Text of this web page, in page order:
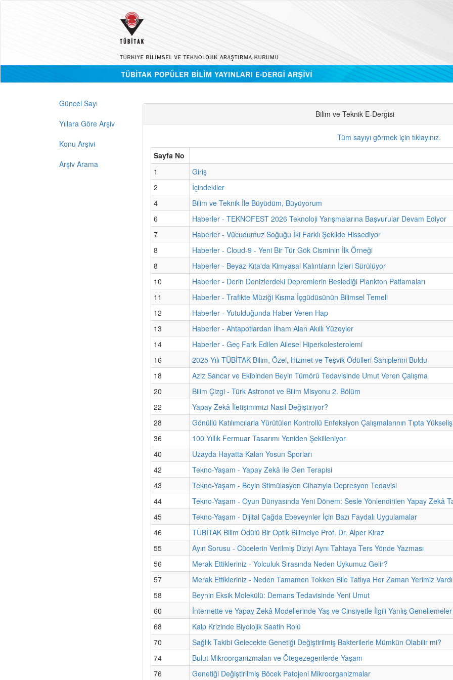
Güncel Sayı
Yıllara Göre Arşiv
Konu Arşivi
Arşiv Arama
Bilim ve Teknik E-Dergisi
Tüm sayıyı görmek için tıklayınız.
Sayfa No
1
Giriş
2
İçindekiler
4
Bilim ve Teknik İle Büyüdüm, Büyüyorum
6
Haberler - TEKNOFEST 2026 Teknoloji Yarışmalarına Başvurular Devam Ediyor
7
Haberler - Vücudumuz Soğuğu İki Farklı Şekilde Hissediyor
8
Haberler - Cloud-9 - Yeni Bir Tür Gök Cisminin İlk Örneği
8
Haberler - Beyaz Kıta'da Kimyasal Kalıntıların İzleri Sürülüyor
10
Haberler - Derin Denizlerdeki Depremlerin Beslediği Plankton Patlamaları
11
Haberler - Trafikte Müziği Kısma İçgüdüsünün Bilimsel Temeli
12
Haberler - Yutulduğunda Haber Veren Hap
13
Haberler - Ahtapotlardan İlham Alan Akıllı Yüzeyler
14
Haberler - Geç Fark Edilen Ailesel Hiperkolesterolemi
16
2025 Yılı TÜBİTAK Bilim, Özel, Hizmet ve Teşvik Ödülleri Sahiplerini Buldu
18
Aziz Sancar ve Ekibinden Beyin Tümörü Tedavisinde Umut Veren Çalışma
20
Bilim Çizgi - Türk Astronot ve Bilim Misyonu 2. Bölüm
22
Yapay Zekâ İletişimimizi Nasıl Değiştiriyor?
28
Gönüllü Katılımcılarla Yürütülen Kontrollü Enfeksiyon Çalışmalarının Tıpta
36
100 Yıllık Fermuar Tasarımı Yeniden Şekilleniyor
40
Uzayda Hayatta Kalan Yosun Sporları
42
Tekno-Yaşam - Yapay Zekâ ile Gen Terapisi
43
Tekno-Yaşam - Beyin Stimülasyon Cihazıyla Depresyon Tedavisi
44
Tekno-Yaşam - Oyun Dünyasında Yeni Dönem: Sesle Yönlendirilen Yapay Zekâ
45
Tekno-Yaşam - Dijital Çağda Ebeveynler İçin Bazı Faydalı Uygulamalar
46
TÜBİTAK Bilim Ödülü Bir Optik Bilimciye Prof. Dr. Alper Kiraz
55
Ayın Sorusu - Cücelerin Verilmiş Diziyi Aynı Tahtaya Ters Yönde Yazması
56
Merak Ettikleriniz - Yolculuk Sırasında Neden Uykumuz Gelir?
57
Merak Ettikleriniz - Neden Tamamen Tokken Bile Tatlıya Her Zaman Yerimiz
58
Beynin Eksik Molekülü: Demans Tedavisinde Yeni Umut
60
İnternette ve Yapay Zekâ Modellerinde Yaş ve Cinsiyetle İlgili Yanlış Genellemeler
68
Kalp Krizinde Biyolojik Saatin Rolü
70
Sağlık Takibi Gelecekte Genetiği Değiştirilmiş Bakterilerle Mümkün Olabilir mi?
74
Bulut Mikroorganizmaları ve Ötegezegenlerde Yaşam
76
Genetiği Değiştirilmiş Böcek Patojeni Mikroorganizmalar